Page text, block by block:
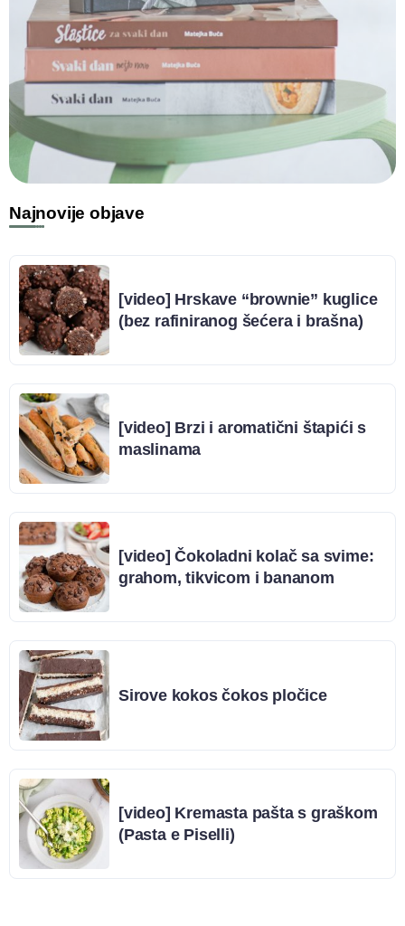
Najnovije objave
[video] Hrskave “brownie” kuglice
(bez rafiniranog šećera i brašna)
[video] Brzi i aromatični štapići s
maslinama
[video] Čokoladni kolač sa svime:
grahom, tikvicom i bananom
Sirove kokos čokos pločice
[video] Kremasta pašta s graškom
(Pasta e Piselli)